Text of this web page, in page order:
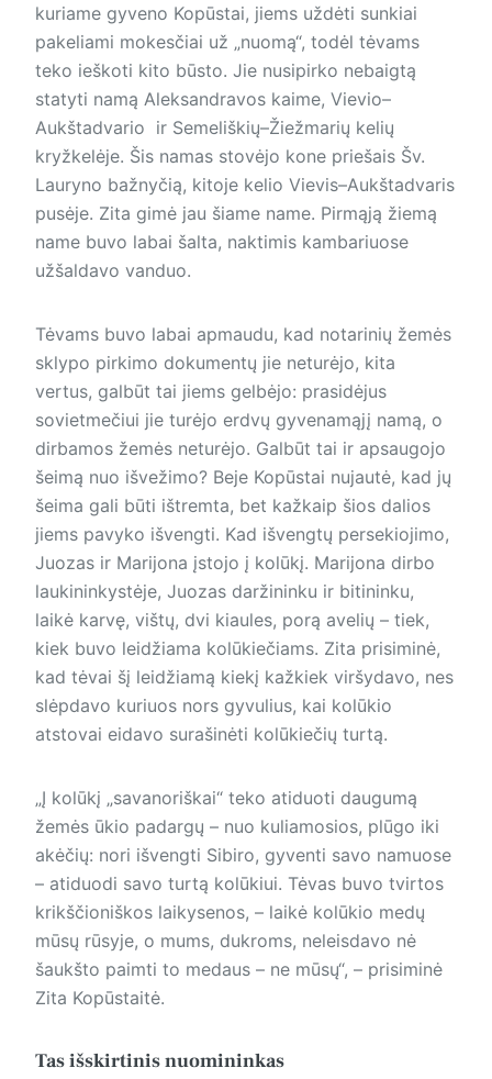
kuriame gyveno Kopūstai, jiems uždėti sunkiai
pakeliami mokesčiai už „nuomą“, todėl tėvams
teko ieškoti kito būsto. Jie nusipirko nebaigtą
statyti namą Aleksandravos kaime, Vievio–
Aukštadvario ir Semeliškių–Žiežmarių kelių
kryžkelėje. Šis namas stovėjo kone priešais Šv.
Lauryno bažnyčią, kitoje kelio Vievis–Aukštadvaris
pusėje. Zita gimė jau šiame name. Pirmąją žiemą
name buvo labai šalta, naktimis kambariuose
užšaldavo vanduo.
Tėvams buvo labai apmaudu, kad notarinių žemės
sklypo pirkimo dokumentų jie neturėjo, kita
vertus, galbūt tai jiems gelbėjo: prasidėjus
sovietmečiui jie turėjo erdvų gyvenamąjį namą, o
dirbamos žemės neturėjo. Galbūt tai ir apsaugojo
šeimą nuo išvežimo? Beje Kopūstai nujautė, kad jų
šeima gali būti ištremta, bet kažkaip šios dalios
jiems pavyko išvengti. Kad išvengtų persekiojimo,
Juozas ir Marijona įstojo į kolūkį. Marijona dirbo
laukininkystėje, Juozas daržininku ir bitininku,
laikė karvę, vištų, dvi kiaules, porą avelių – tiek,
kiek buvo leidžiama kolūkiečiams. Zita prisiminė,
kad tėvai šį leidžiamą kiekį kažkiek viršydavo, nes
slėpdavo kuriuos nors gyvulius, kai kolūkio
atstovai eidavo surašinėti kolūkiečių turtą.
„Į kolūkį „savanoriškai“ teko atiduoti daugumą
žemės ūkio padargų – nuo kuliamosios, plūgo iki
akėčių: nori išvengti Sibiro, gyventi savo namuose
– atiduodi savo turtą kolūkiui. Tėvas buvo tvirtos
krikščioniškos laikysenos, – laikė kolūkio medų
mūsų rūsyje, o mums, dukroms, neleisdavo nė
šaukšto paimti to medaus – ne mūsų“, – prisiminė
Zita Kopūstaitė.
Tas išskirtinis nuomininkas